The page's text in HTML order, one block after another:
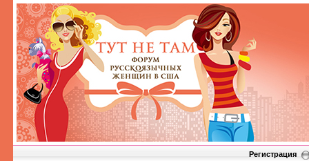
Регистрация